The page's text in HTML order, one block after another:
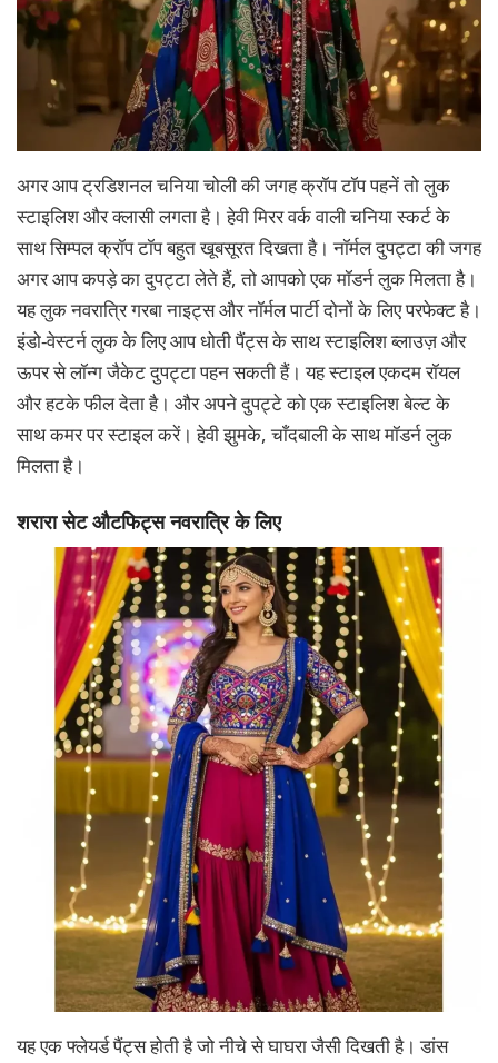
अगर आप ट्रडिशनल चनिया चोली की जगह क्रॉप टॉप पहनें तो लुक
स्टाइलिश और क्लासी लगता है। हेवी मिरर वर्क वाली चनिया स्कर्ट के
साथ सिम्पल क्रॉप टॉप बहुत खूबसूरत दिखता है। नॉर्मल दुपट्टा की जगह
अगर आप कपड़े का दुपट्टा लेते हैं, तो आपको एक मॉडर्न लुक मिलता है।
यह लुक नवरात्रि गरबा नाइट्स और नॉर्मल पार्टी दोनों के लिए परफेक्ट है।
इंडो-वेस्टर्न लुक के लिए आप धोती पैंट्स के साथ स्टाइलिश ब्लाउज़ और
ऊपर से लॉन्ग जैकेट दुपट्टा पहन सकती हैं। यह स्टाइल एकदम रॉयल
और हटके फील देता है। और अपने दुपट्टे को एक स्टाइलिश बेल्ट के
साथ कमर पर स्टाइल करें। हेवी झुमके, चाँदबाली के साथ मॉडर्न लुक
मिलता है।
शरारा सेट औटफिट्स नवरात्रि के लिए
यह एक फ्लेयर्ड पैंट्स होती है जो नीचे से घाघरा जैसी दिखती है। डांस